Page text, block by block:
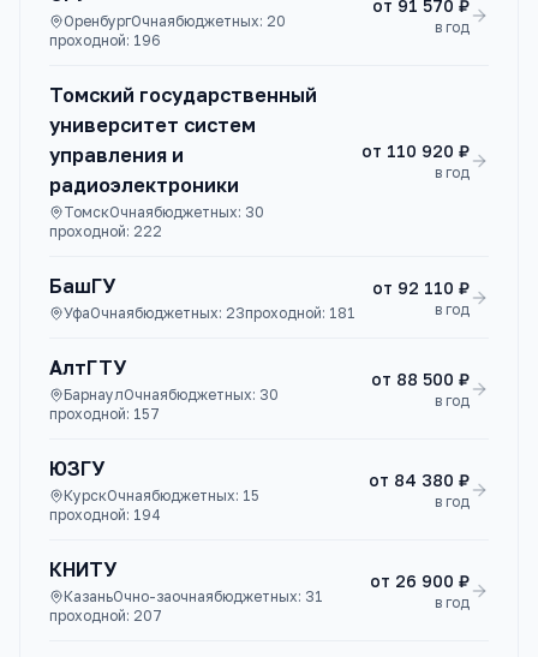
ОренбургОчнаябюджетных: 20
проходной: 196
от 91 570 ₽
в год
Томский государственный
университет систем
управления и
радиоэлектроники
ТомскОчнаябюджетных: 30
проходной: 222
от 110 920 ₽
в год
БашГУ
УфаОчнаябюджетных: 23проходной: 181
от 92 110 ₽
в год
АлтГТУ
БарнаулОчнаябюджетных: 30
проходной: 157
от 88 500 ₽
в год
ЮЗГУ
КурскОчнаябюджетных: 15
проходной: 194
от 84 380 ₽
в год
КНИТУ
КазаньОчно-заочнаябюджетных: 31
проходной: 207
от 26 900 ₽
в год